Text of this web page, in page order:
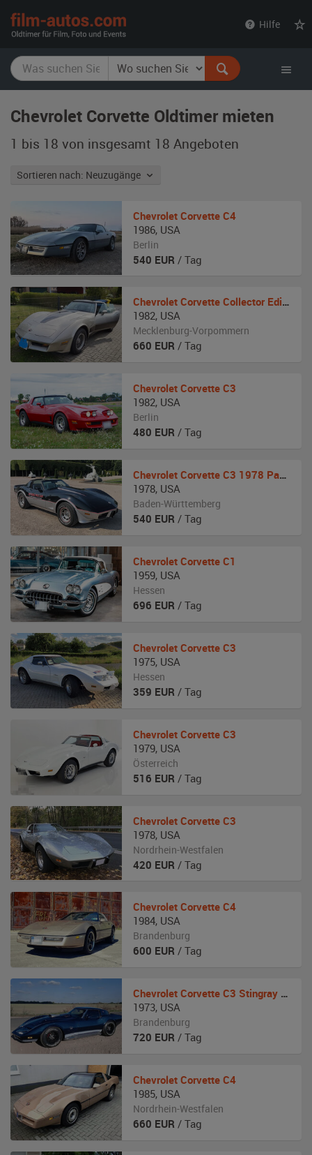
Hilfe
Chevrolet Corvette Oldtimer mieten
1 bis 18 von insgesamt 18 Angeboten
Sortieren nach: Neuzugänge
Chevrolet Corvette C4
1986, USA
Berlin
540 EUR / Tag
Chevrolet Corvette Collector Edition
1982, USA
Mecklenburg-Vorpommern
660 EUR / Tag
Chevrolet Corvette C3
1982, USA
Berlin
480 EUR / Tag
Chevrolet Corvette C3 1978 Pace Car
1978, USA
Baden-Württemberg
540 EUR / Tag
Chevrolet Corvette C1
1959, USA
Hessen
696 EUR / Tag
Chevrolet Corvette C3
1975, USA
Hessen
359 EUR / Tag
Chevrolet Corvette C3
1979, USA
Österreich
516 EUR / Tag
Chevrolet Corvette C3
1978, USA
Nordrhein-Westfalen
420 EUR / Tag
Chevrolet Corvette C4
1984, USA
Brandenburg
600 EUR / Tag
Chevrolet Corvette C3 Stingray Half Mako Shark II
1973, USA
Brandenburg
720 EUR / Tag
Chevrolet Corvette C4
1985, USA
Nordrhein-Westfalen
660 EUR / Tag